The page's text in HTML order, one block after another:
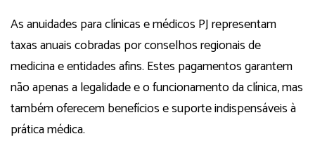
As anuidades para clínicas e médicos PJ representam
taxas anuais cobradas por conselhos regionais de
medicina e entidades afins. Estes pagamentos garantem
não apenas a legalidade e o funcionamento da clínica, mas
também oferecem benefícios e suporte indispensáveis à
prática médica.